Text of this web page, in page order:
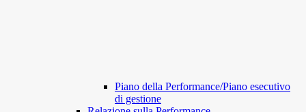
Piano della Performance/Piano esecutivo
di gestione